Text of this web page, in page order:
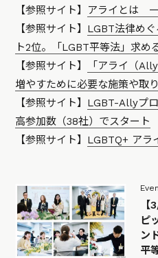
【参照サイト】 アライとは
【参照サイト】 LGBT法律め
ト2位。「LGBT平等法」求め
【参照サイト】
「アライ（
増やすために必要な施策や取
【参照サイト】 LGBT-Allyプ
高参加数（38社）でスタート
【参照サイト】 LGBTQ+ アラ
ピ
ン
平